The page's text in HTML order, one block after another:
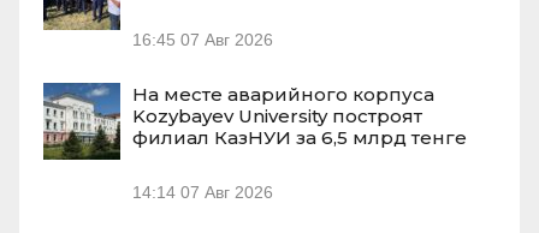
16:45 07 Авг 2026
На месте аварийного корпуса
Kozybayev University построят
филиал КазНУИ за 6,5 млрд тенге
14:14 07 Авг 2026